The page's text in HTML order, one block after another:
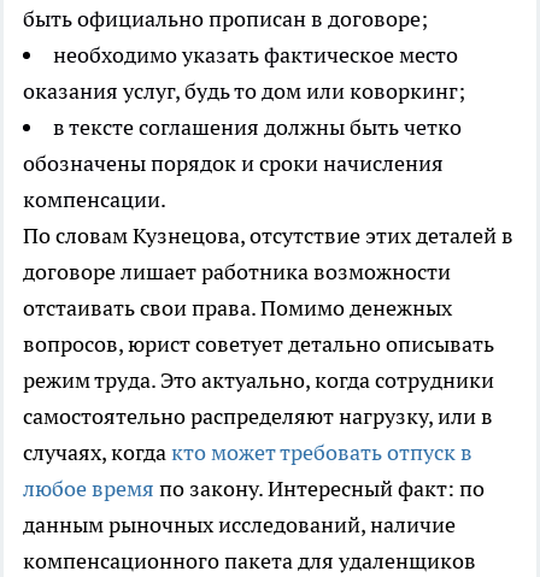
быть официально прописан в договоре;
необходимо указать фактическое место
оказания услуг, будь то дом или коворкинг;
в тексте соглашения должны быть четко
обозначены порядок и сроки начисления
компенсации.
По словам Кузнецова, отсутствие этих деталей в
договоре лишает работника возможности
отстаивать свои права. Помимо денежных
вопросов, юрист советует детально описывать
режим труда. Это актуально, когда сотрудники
самостоятельно распределяют нагрузку, или в
случаях, когдакто может требовать отпуск в
любое время по закону. Интересный факт: по
данным рыночных исследований, наличие
компенсационного пакета для удаленщиков